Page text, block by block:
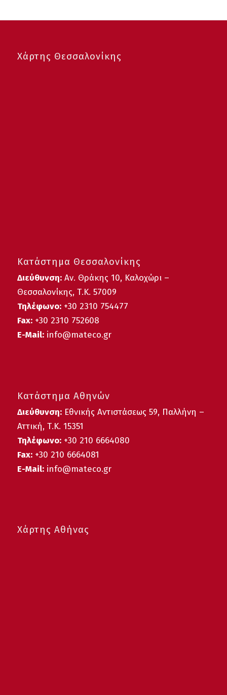
Χάρτης Θεσσαλονίκης
Κατάστημα Θεσσαλονίκης
Διεύθυνση:Αν. Θράκης 10, Καλοχώρι –
Θεσσαλονίκης, Τ.Κ. 57009
Τηλέφωνο:+30 2310 754477
Fax:+30 2310 752608
E-Mail:info@mateco.gr
Κατάστημα Αθηνών
Διεύθυνση:Εθνικής Αντιστάσεως 59, Παλλήνη –
Αττική, Τ.Κ. 15351
Τηλέφωνο: +30 210 6664080
Fax:+30 210 6664081
E-Mail: info@mateco.gr
Χάρτης Αθήνας